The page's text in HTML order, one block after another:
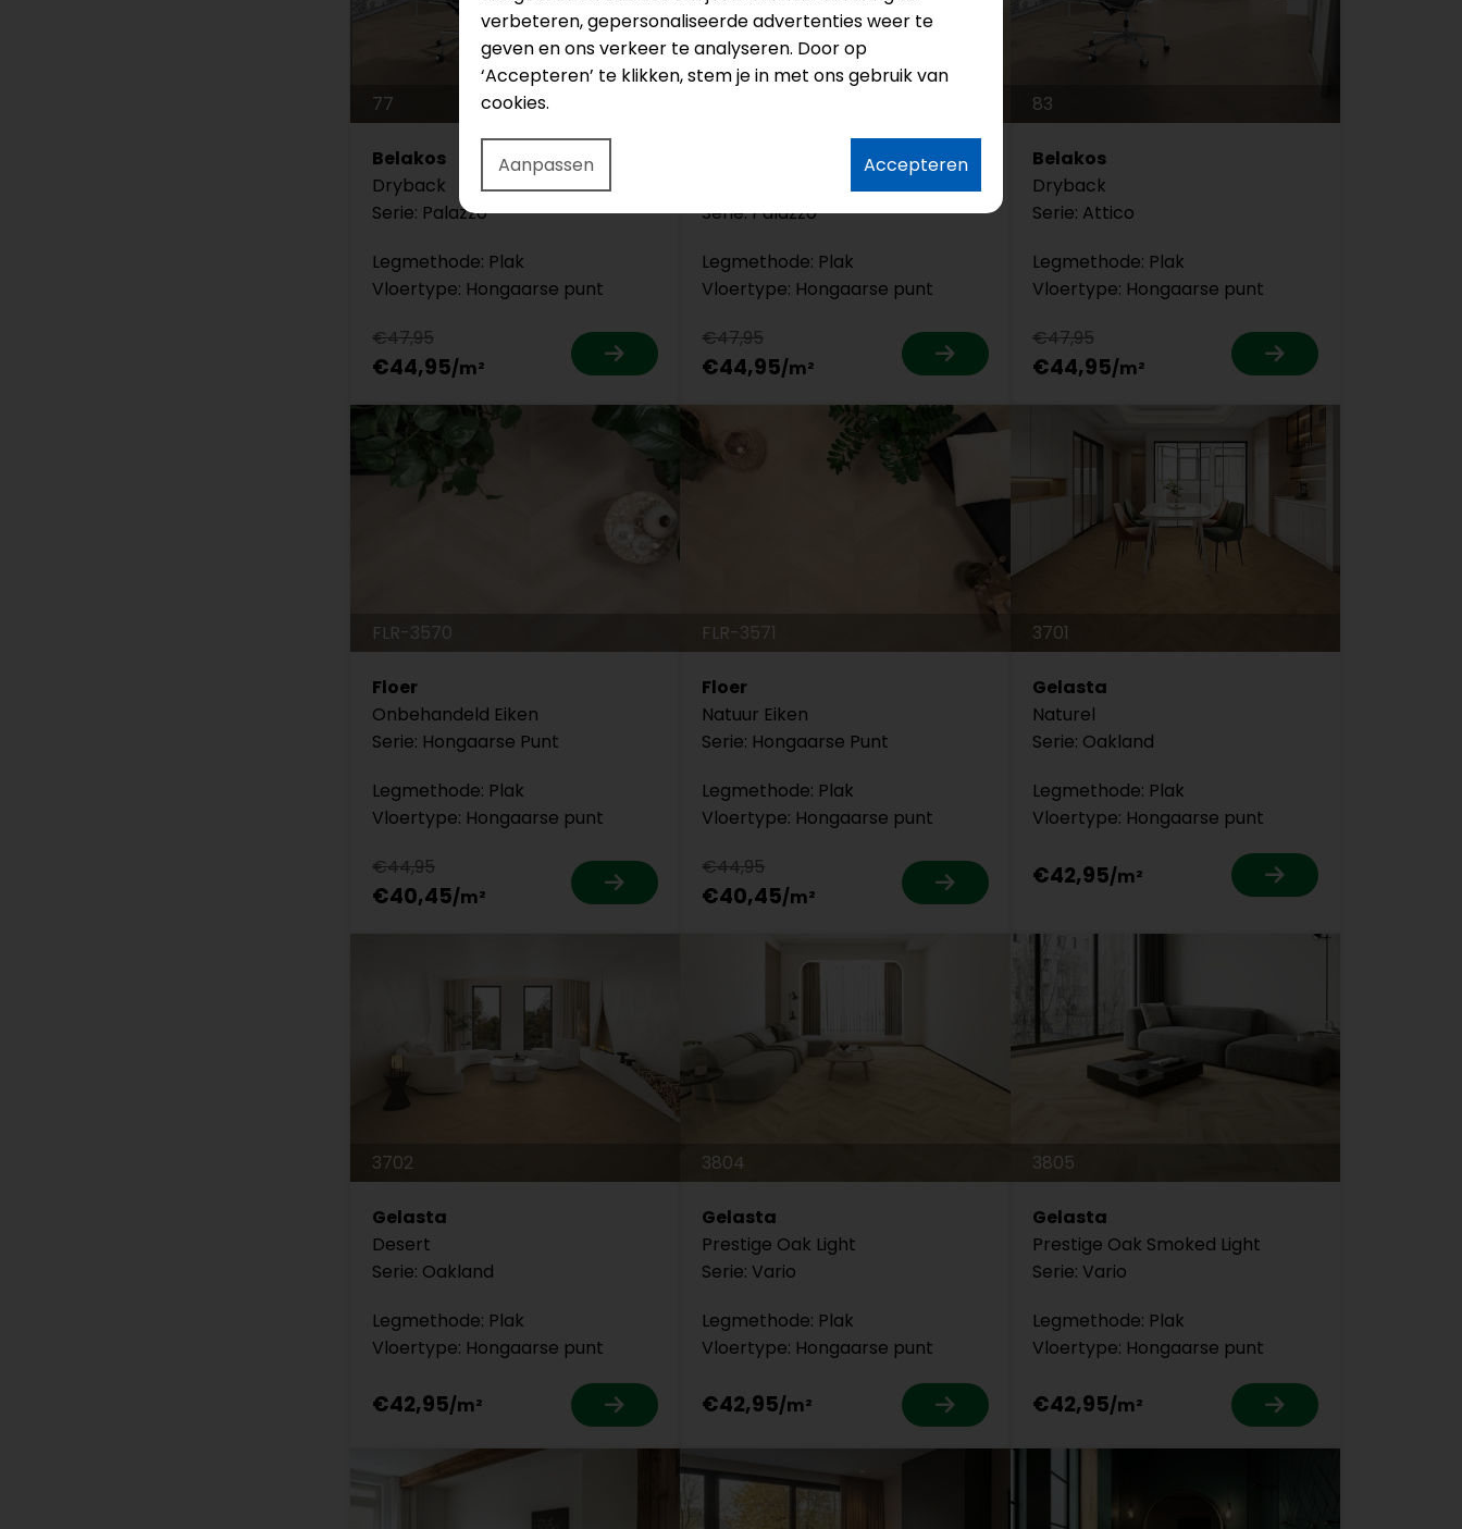
77
Belakos
Dryback
Serie: Palazzo
Legmethode: Plak
Vloertype: Hongaarse punt
€47,95
€44,95
Serie: Palazzo
Legmethode: Plak
Vloertype: Hongaarse punt
€47,95
€44,95
83
Belakos
Dryback
Serie: Attico
Legmethode: Plak
Vloertype: Hongaarse punt
€47,95
€44,95
FLR-3570
Floer
Onbehandeld Eiken
Serie: Hongaarse Punt
Legmethode: Plak
Vloertype: Hongaarse punt
€44,95
€40,45
FLR-3571
Floer
Natuur Eiken
Serie: Hongaarse Punt
Legmethode: Plak
Vloertype: Hongaarse punt
€44,95
€40,45
3701
Gelasta
Naturel
Serie: Oakland
Legmethode: Plak
Vloertype: Hongaarse punt
€42,95
3702
Gelasta
Desert
Serie: Oakland
Legmethode: Plak
Vloertype: Hongaarse punt
€42,95
3804
Gelasta
Prestige Oak Light
Serie: Vario
Legmethode: Plak
Vloertype: Hongaarse punt
€42,95
3805
Gelasta
Prestige Oak Smoked Light
Serie: Vario
Legmethode: Plak
Vloertype: Hongaarse punt
€42,95
verbeteren, gepersonaliseerde advertenties weer te
geven en ons verkeer te analyseren. Door op
‘Accepteren’ te klikken, stem je in met ons gebruik van
cookies.
Aanpassen Accepteren